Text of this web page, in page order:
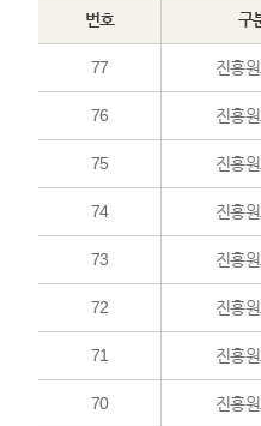
번호 구
77 진흥
76 진흥
75 진흥
74 진흥
73 진흥
72 진흥
71 진흥
70 진흥